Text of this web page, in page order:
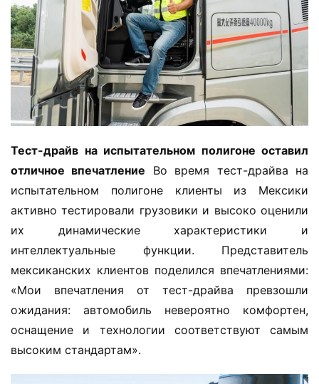
е
л
е
г
и
к
о
м
р
ч
е
с
к
а
в
登录 注册
Тест-драйв на испытательном полигоне оставил
отличное впечатление Во время тест-драйва на
испытательном полигоне клиенты из Мексики
активно тестировали грузовики и высоко оценили
их динамические характеристики и
интеллектуальные функции. Представитель
мексиканских клиентов поделился впечатлениями:
«Мои впечатления от тест-драйва превзошли
ожидания: автомобиль невероятно комфортен,
оснащение и технологии соответствуют самым
высоким стандартам».